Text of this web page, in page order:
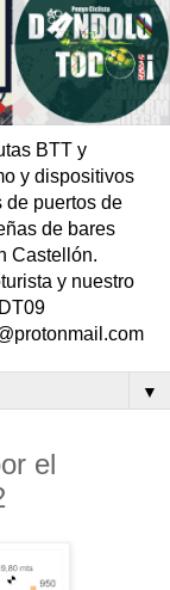
BTT y
y dispositivos
de puertos de
de bares
Castellón.
y nuestro
▼
el